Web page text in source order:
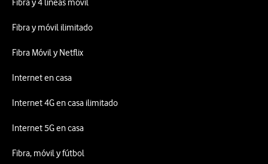
Fibra y 4 líneas móvil
Fibra y móvil ilimitado
Fibra Móvil y Netflix
Internet en casa
Internet 4G en casa ilimitado
Internet 5G en casa
Fibra, móvil y fútbol